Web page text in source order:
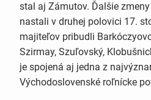
stal aj Zámutov. Ďalšie
nastali v druhej polovici 17.
majiteľov pribudli
Szirmay, Szuľovský,
je spojená aj jedna z
Východoslovenské roľnícke